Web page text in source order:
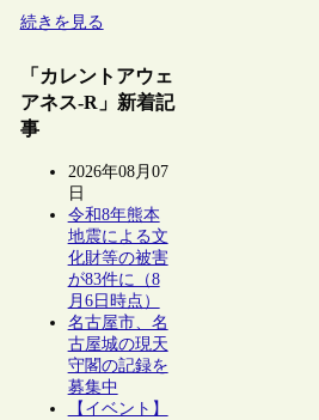
続きを見る
「カレントアウェ
アネス-R」新着記
事
2026年08月07
日
令和8年熊本
地震による文
化財等の被害
が83件に（8
月6日時点）
名古屋市、名
古屋城の現天
守閣の記録を
募集中
【イベント】